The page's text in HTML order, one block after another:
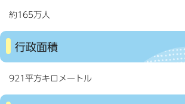
約165万人
行政面積
921平方キロメートル